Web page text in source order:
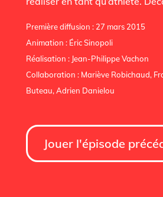
Première diffusion : 27 mars 2015
Animation : Éric Sinopoli
Réalisation : Jean-Philippe Vachon
Collaboration : Mariève Robichaud,
Buteau, Adrien Danielou
Jouer l'épisode